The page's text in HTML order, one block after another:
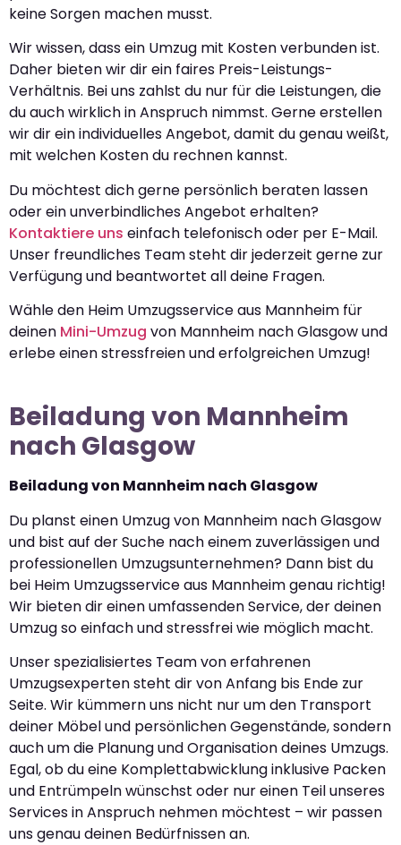
keine Sorgen machen musst.
Wir wissen, dass ein Umzug mit Kosten verbunden ist.
Daher bieten wir dir ein faires Preis-Leistungs-
Verhältnis. Bei uns zahlst du nur für die Leistungen, die
du auch wirklich in Anspruch nimmst. Gerne erstellen
wir dir ein individuelles Angebot, damit du genau weißt,
mit welchen Kosten du rechnen kannst.
Du möchtest dich gerne persönlich beraten lassen
oder ein unverbindliches Angebot erhalten?
Kontaktiere uns einfach telefonisch oder per E-Mail.
Unser freundliches Team steht dir jederzeit gerne zur
Verfügung und beantwortet all deine Fragen.
Wähle den Heim Umzugsservice aus Mannheim für
deinen Mini-Umzug von Mannheim nach Glasgow und
erlebe einen stressfreien und erfolgreichen Umzug!
Beiladung von Mannheim
nach Glasgow
Beiladung von Mannheim nach Glasgow
Du planst einen Umzug von Mannheim nach Glasgow
und bist auf der Suche nach einem zuverlässigen und
professionellen Umzugsunternehmen? Dann bist du
bei Heim Umzugsservice aus Mannheim genau richtig!
Wir bieten dir einen umfassenden Service, der deinen
Umzug so einfach und stressfrei wie möglich macht.
Unser spezialisiertes Team von erfahrenen
Umzugsexperten steht dir von Anfang bis Ende zur
Seite. Wir kümmern uns nicht nur um den Transport
deiner Möbel und persönlichen Gegenstände, sondern
auch um die Planung und Organisation deines Umzugs.
Egal, ob du eine Komplettabwicklung inklusive Packen
und Entrümpeln wünschst oder nur einen Teil unseres
Services in Anspruch nehmen möchtest – wir passen
uns genau deinen Bedürfnissen an.